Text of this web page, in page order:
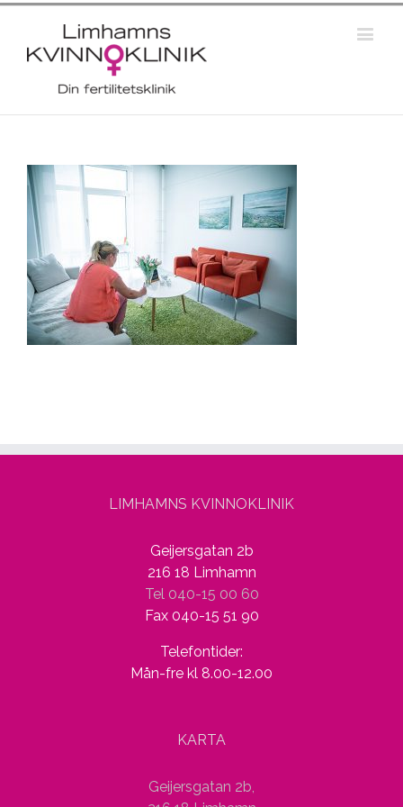
LIMHAMNS KVINNOKLINIK
Geijersgatan 2b
216 18 Limhamn
Tel 040-15 00 60
Fax 040-15 51 90
Telefontider:
Mån-fre kl 8.00-12.00
KARTA
Geijersgatan 2b,